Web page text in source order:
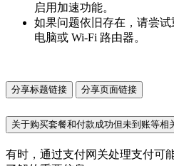
启用加速功能。
如果问题依旧存在，请尝试
电脑或 Wi-Fi 路由器。
分享标题链接 分享页面链接
关于购买套餐和付款成功但未到账等相
有时，通过支付网关处理支付可